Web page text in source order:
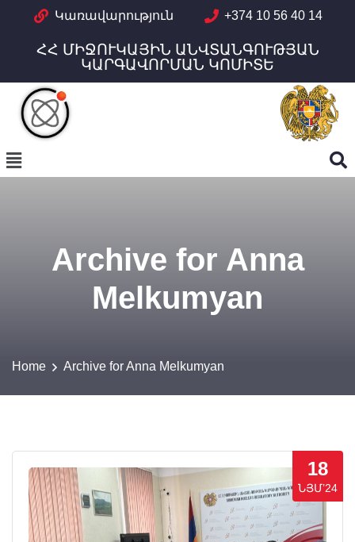
Կառավարություն +374 10 56 40 14
ՀՀ ՄԻՋՈՒԿԱՅԻՆ ԱՆՎՏԱՆԳՈՒԹՅԱՆ
ԿԱՐԳԱՎՈՐՄԱՆ ԿՈՄԻՏԵ
Archive for Anna
Melkumyan
Home Archive for Anna Melkumyan
18
ՆՅՄ’24